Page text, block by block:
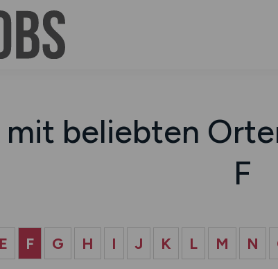
beliebten
F
E F G H I J K L M N